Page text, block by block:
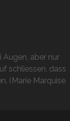
Augen, aber nur
schliessen, dass
(Marie Marquise